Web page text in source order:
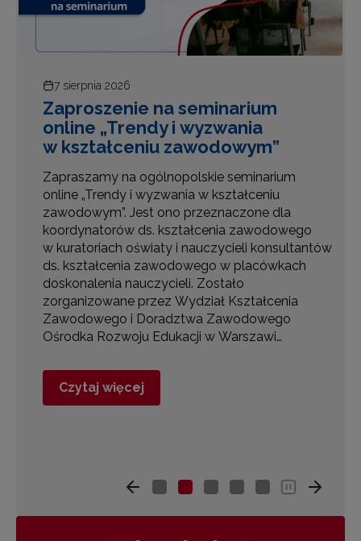
7 sierpnia 2026
Zaproszenie na seminarium
online „Trendy i wyzwania
w kształceniu zawodowym”
Zapraszamy na ogólnopolskie seminarium
online „Trendy i wyzwania w kształceniu
zawodowym”. Jest ono przeznaczone dla
koordynatorów ds. kształcenia zawodowego
w kuratoriach oświaty i nauczycieli konsultantów
ds. kształcenia zawodowego w placówkach
doskonalenia nauczycieli. Zostało
zorganizowane przez Wydział Kształcenia
Zawodowego i Doradztwa Zawodowego
Ośrodka Rozwoju Edukacji w Warszawi…
Czytaj więcej